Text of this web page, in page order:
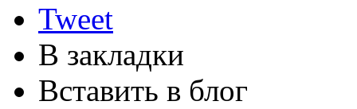
Tweet
В закладки
Вставить в блог